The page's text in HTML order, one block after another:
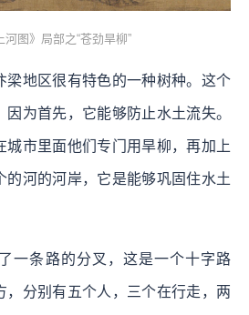
河图》局部之“苍劲旱柳”
梁地区很有特色的一种树种。这个
为首先，它能够防止水土流失。
城市里面他们专门用旱柳，再加上
的河的河岸，它是能够巩固住水土
一条路的分叉，这是一个十字路
，分别有五个人，三个在行走，两